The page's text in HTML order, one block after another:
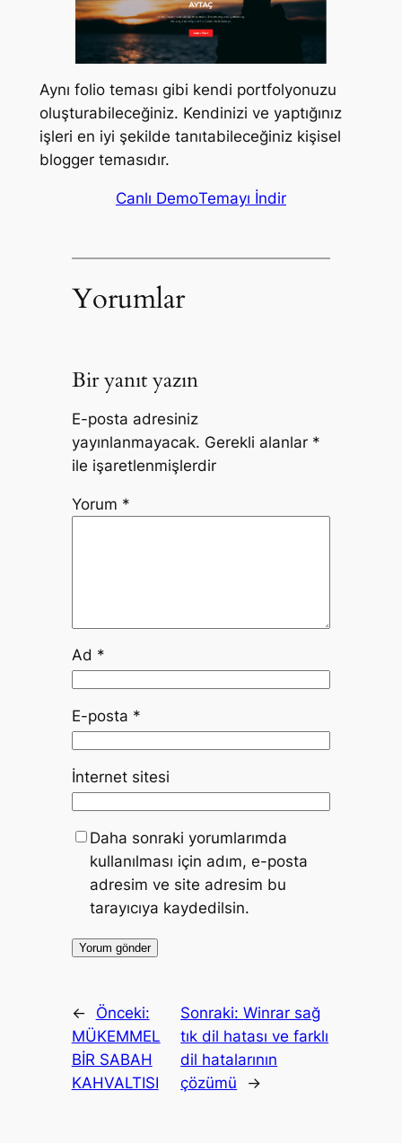
Aynı folio teması gibi kendi portfolyonuzu
oluşturabileceğiniz. Kendinizi ve yaptığınız
işleri en iyi şekilde tanıtabileceğiniz kişisel
blogger temasıdır.
Canlı DemoTemayı İndir
Yorumlar
Bir yanıt yazın
E-posta adresiniz
yayınlanmayacak. Gerekli alanlar *
ile işaretlenmişlerdir
Yorum *
Ad *
E-posta *
İnternet sitesi
Daha sonraki yorumlarımda
kullanılması için adım, e-posta
adresim ve site adresim bu
tarayıcıya kaydedilsin.
←
Önceki:
MÜKEMMEL
BİR SABAH
KAHVALTISI
Sonraki:Winrar sağ
tık dil hatası ve farklı
dil hatalarının
çözümü
→